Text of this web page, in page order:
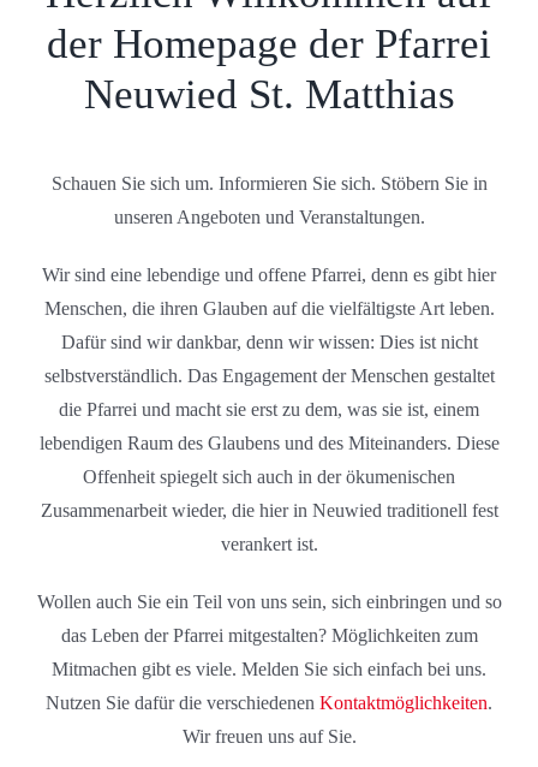
der Homepage der Pfarrei
Neuwied St. Matthias
Schauen Sie sich um. Informieren Sie sich. Stöbern Sie in
unseren Angeboten und Veranstaltungen.
Wir sind eine lebendige und offene Pfarrei, denn es gibt hier
Menschen, die ihren Glauben auf die vielfältigste Art leben.
Dafür sind wir dankbar, denn wir wissen: Dies ist nicht
selbstverständlich. Das Engagement der Menschen gestaltet
die Pfarrei und macht sie erst zu dem, was sie ist, einem
lebendigen Raum des Glaubens und des Miteinanders. Diese
Offenheit spiegelt sich auch in der ökumenischen
Zusammenarbeit wieder, die hier in Neuwied traditionell fest
verankert ist.
Wollen auch Sie ein Teil von uns sein, sich einbringen und so
das Leben der Pfarrei mitgestalten? Möglichkeiten zum
Mitmachen gibt es viele. Melden Sie sich einfach bei uns.
Nutzen Sie dafür die verschiedenen Kontaktmöglichkeiten.
Wir freuen uns auf Sie.